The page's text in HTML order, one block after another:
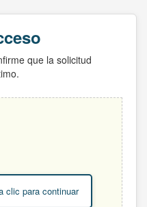
que la solicitud
clic para continuar